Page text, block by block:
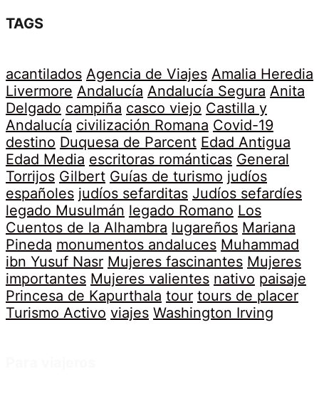
TAGS
acantilados Agencia de Viajes Amalia Heredia
Livermore Andalucía Andalucía Segura Anita
Delgado campiña casco viejo Castilla y
Andalucía civilización Romana Covid-19
destino Duquesa de Parcent Edad Antigua
Edad Media escritoras románticas General
Torrijos Gilbert Guías de turismo judíos
españoles judíos sefarditas Judíos sefardíes
legado Musulmán legado Romano Los
Cuentos de la Alhambra lugareños Mariana
Pineda monumentos andaluces Muhammad
ibn Yusuf Nasr Mujeres fascinantes Mujeres
importantes Mujeres valientes nativo paisaje
Princesa de Kapurthala tour tours de placer
Turismo Activo viajes Washington Irving